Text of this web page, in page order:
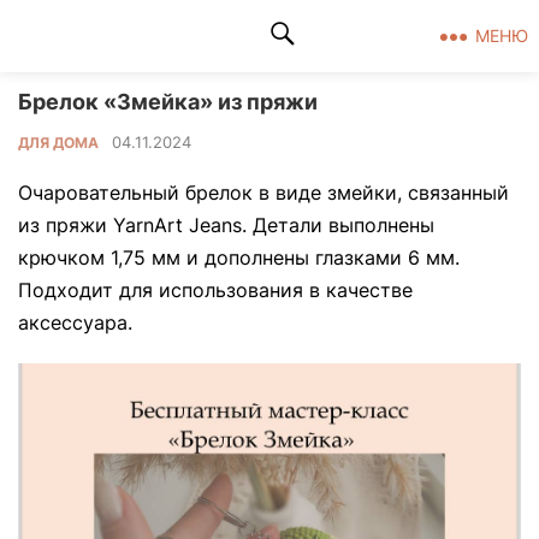
МЕНЮ
Брелок «Змейка» из пряжи
ДЛЯ ДОМА 04.11.2024
Очаровательный брелок в виде змейки, связанный
из пряжи YarnArt Jeans. Детали выполнены
крючком 1,75 мм и дополнены глазками 6 мм.
Подходит для использования в качестве
аксессуара.